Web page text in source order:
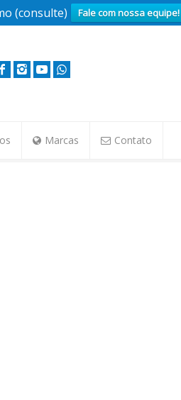
(consulte) Fale com nossa equipe!
Marcas Contato